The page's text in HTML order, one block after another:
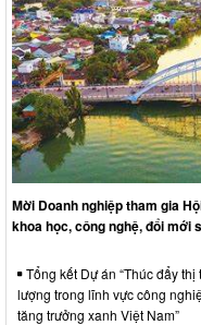
Mời Doanh nghiệp tham gia
khoa học, công nghệ, đổi mới
Tổng kết Dự án “Thúc đẩy
lượng trong lĩnh vực công
tăng trưởng xanh Việt Nam”